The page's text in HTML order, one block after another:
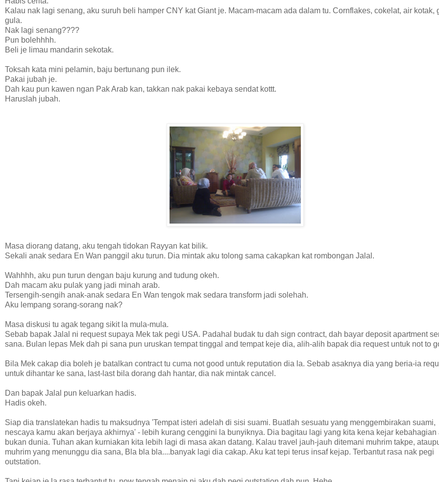
Kalau nak lagi senang, aku suruh beli hamper CNY kat Giant je. Macam-macam ada dalam tu. Cornflakes, cokelat, air kotak,
gula.
Nak lagi senang????
Pun bolehhhh.
Beli je limau mandarin sekotak.
Toksah kata mini pelamin, baju bertunang pun ilek.
Pakai jubah je.
Dah kau pun kawen ngan Pak Arab kan, takkan nak pakai kebaya sendat kottt.
Haruslah jubah.
Masa diorang datang, aku tengah tidokan Rayyan kat bilik.
Sekali anak sedara En Wan panggil aku turun. Dia mintak aku tolong sama cakapkan kat rombongan Jalal.
Wahhhh, aku pun turun dengan baju kurung and tudung okeh.
Dah macam aku pulak yang jadi minah arab.
Tersengih-sengih anak-anak sedara En Wan tengok mak sedara transform jadi solehah.
Aku lempang sorang-sorang nak?
Masa diskusi tu agak tegang sikit la mula-mula.
Sebab bapak Jalal ni request supaya Mek tak pegi USA. Padahal budak tu dah sign contract, dah bayar deposit apartment
sana. Bulan lepas Mek dah pi sana pun uruskan tempat tinggal and tempat keje dia, alih-alih bapak dia request untuk not to
Bila Mek cakap dia boleh je batalkan contract tu cuma not good untuk reputation dia la. Sebab asaknya dia yang beria-ia
untuk dihantar ke sana, last-last bila dorang dah hantar, dia nak mintak cancel.
Dan bapak Jalal pun keluarkan hadis.
Hadis okeh.
Siap dia translatekan hadis tu maksudnya 'Tempat isteri adelah di sisi suami. Buatlah sesuatu yang menggembirakan suami,
nescaya kamu akan berjaya akhirnya' - lebih kurang cenggini la bunyiknya. Dia bagitau lagi yang kita kena kejar kebahagian
bukan dunia. Tuhan akan kurniakan kita lebih lagi di masa akan datang. Kalau travel jauh-jauh ditemani muhrim takpe,
muhrim yang menunggu dia sana, Bla bla bla....banyak lagi dia cakap. Aku kat tepi terus insaf kejap. Terbantut rasa nak pegi
outstation.